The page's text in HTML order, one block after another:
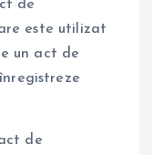
de
este utilizat
un act de
de